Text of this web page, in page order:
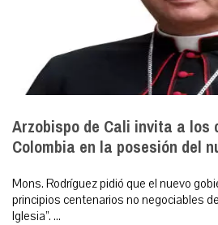
Arzobispo de Cali invita a
Colombia en la posesión del
Mons. Rodríguez pidió que el nuevo
principios centenarios no negociables
Iglesia”. ...